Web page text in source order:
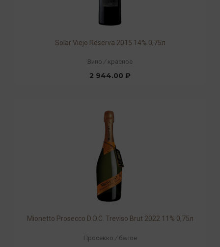
Solar Viejo Reserva 2015 14% 0,75л
Вино / красное
2 944.00 ₽
Mionetto Prosecco D.O.C. Treviso Brut 2022 11% 0,75л
Просекко / белое